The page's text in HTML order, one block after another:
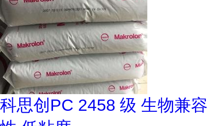
科思创PC 2458 级 生物兼容